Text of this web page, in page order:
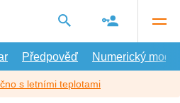
Předpověď Numerický model
s letními teplotami